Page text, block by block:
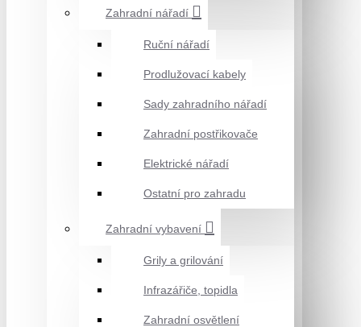
Zahradní nářadí
Ruční nářadí
Prodlužovací kabely
Sady zahradního nářadí
Zahradní postřikovače
Elektrické nářadí
Ostatní pro zahradu
Zahradní vybavení
Grily a grilování
Infrazářiče, topidla
Zahradní osvětlení